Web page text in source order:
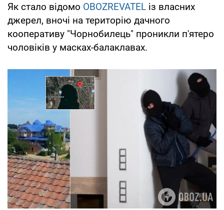
Як стало відомо OBOZREVATEL із власних
джерел, вночі на територію дачного
кооперативу "Чорнобилець" проникли п'ятеро
чоловіків у масках-балаклавах.